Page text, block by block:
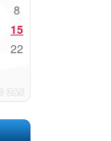
8
15
22